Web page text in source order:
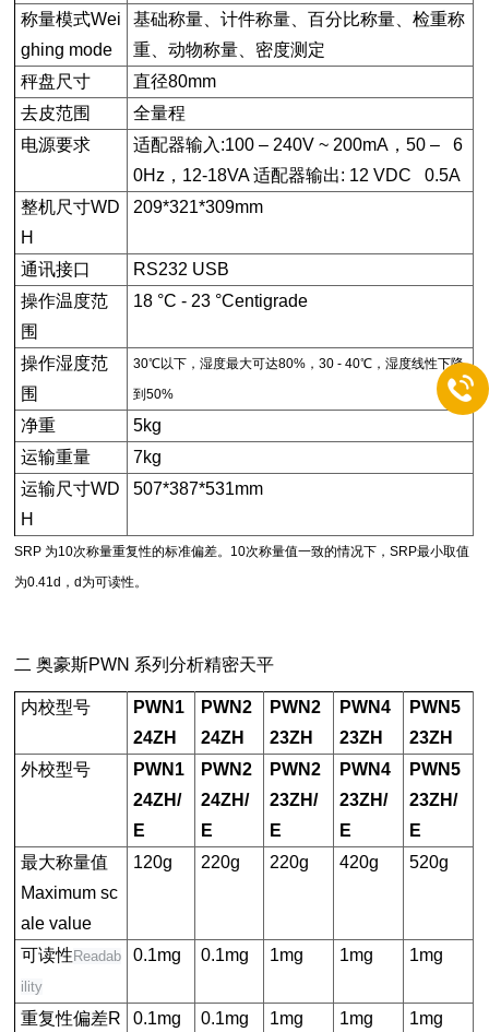
称量模式Wei
ghing mode
基础称量、计件称量、百分比称量、检重称
重、动物称量、密度测定
秤盘尺寸
直径80mm
去皮范围
全量程
电源要求
适配器输入:100 – 240V ~ 200mA，50 – 6
0Hz，12-18VA 适配器输出: 12 VDC 0.5A
整机尺寸WD
H
209*321*309mm
通讯接口
RS232 USB
操作温度范
围
18 °C - 23 °Centigrade
操作湿度范
围
30℃以下，湿度最大可达80%，30 - 40℃，湿度线性下降
到50%
净重
5kg
运输重量
7kg
运输尺寸WD
H
507*387*531mm
SRP 为10次称量重复性的标准偏差。10次称量值一致的情况下，SRP最小取值
为0.41d，d为可读性。
二 奥豪斯PWN 系列分析精密天平
内校型号
PWN1
24ZH
PWN2
24ZH
PWN2
23ZH
PWN4
23ZH
PWN5
23ZH
外校型号
PWN1
24ZH/
E
PWN2
24ZH/
E
PWN2
23ZH/
E
PWN4
23ZH/
E
PWN5
23ZH/
E
最大称量值
Maximum sc
ale value
120g 220g 220g 420g 520g
可读性 Readab
ility
0.1mg 0.1mg 1mg 1mg 1mg
重复性偏差R 0.1mg 0.1mg 1mg 1mg 1mg